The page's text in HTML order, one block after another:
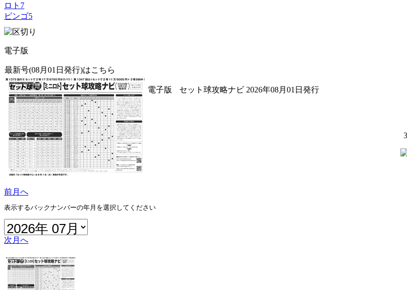
ロト7
ビンゴ5
電子版
最新号(08月01日発行)はこちら
電子版 セット球攻略ナビ 2026年08月01日発行
前月へ
表示するバックナンバーの年月を選択してください
次月へ